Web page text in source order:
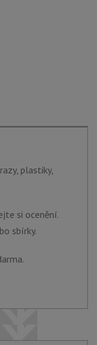
plastiky,
si ocenění.
sbírky.